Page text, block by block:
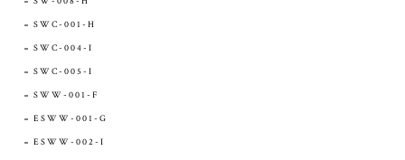
SWC-001-H
SWC-004-I
SWC-005-I
SWW-001-F
ESWW-001-G
ESWW-002-I